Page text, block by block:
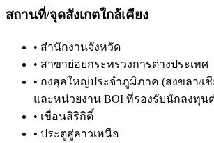
สถานที่/จุดสังเกตใกล้เคียง
• สำนักงานจังหวัด
• สาขาย่อยกระทรวงการต่างประเทศ
• กงสุลใหญ่ประจำภูมิภาค (สงขลา/เ
และหน่วยงาน BOI ที่รองรับนักลงทุน
• เขื่อนสิริกิติ์
• ประตูสู่ลาวเหนือ